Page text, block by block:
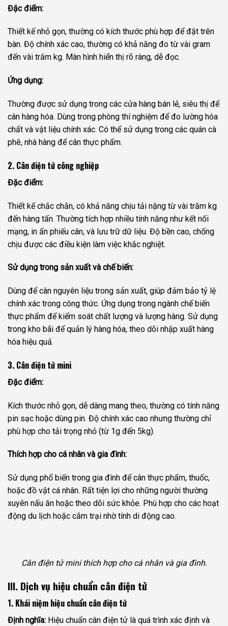
Đặc điểm:
Thiết kế nhỏ gọn, thường có kích thước phù hợp để đặt trên
bàn. Độ chính xác cao, thường có khả năng đo từ vài gram
đến vài trăm kg. Màn hình hiển thị rõ ràng, dễ đọc.
Ứng dụng:
Thường được sử dụng trong các cửa hàng bán lẻ, siêu thị để
cân hàng hóa. Dùng trong phòng thí nghiệm để đo lường hóa
chất và vật liệu chính xác. Có thể sử dụng trong các quán cà
phê, nhà hàng để cân thực phẩm.
2. Cân điện tử công nghiệp
Đặc điểm:
Thiết kế chắc chắn, có khả năng chịu tải nặng từ vài trăm kg
đến hàng tấn. Thường tích hợp nhiều tính năng như kết nối
mạng, in ấn phiếu cân, và lưu trữ dữ liệu. Độ bền cao, chống
chịu được các điều kiện làm việc khắc nghiệt.
Sử dụng trong sản xuất và chế biến:
Dùng để cân nguyên liệu trong sản xuất, giúp đảm bảo tỷ lệ
chính xác trong công thức. Ứng dụng trong ngành chế biến
thực phẩm để kiểm soát chất lượng và lượng hàng. Sử dụng
trong kho bãi để quản lý hàng hóa, theo dõi nhập xuất hàng
hóa hiệu quả.
3. Cân điện tử mini
Đặc điểm:
Kích thước nhỏ gọn, dễ dàng mang theo, thường có tính năng
pin sạc hoặc dùng pin. Độ chính xác cao nhưng thường chỉ
phù hợp cho tải trọng nhỏ (từ 1g đến 5kg).
Thích hợp cho cá nhân và gia đình:
Sử dụng phổ biến trong gia đình để cân thực phẩm, thuốc,
hoặc đồ vật cá nhân. Rất tiện lợi cho những người thường
xuyên nấu ăn hoặc theo dõi sức khỏe. Phù hợp cho các hoạt
động du lịch hoặc cắm trại nhờ tính di động cao.
Cân điện tử mini thích hợp cho cá nhân và gia đình.
III. Dịch vụ hiệu chuẩn cân điện tử
1. Khái niệm hiệu chuẩn cân điện tử
Định nghĩa: Hiệu chuẩn cân điện tử là quá trình xác định và